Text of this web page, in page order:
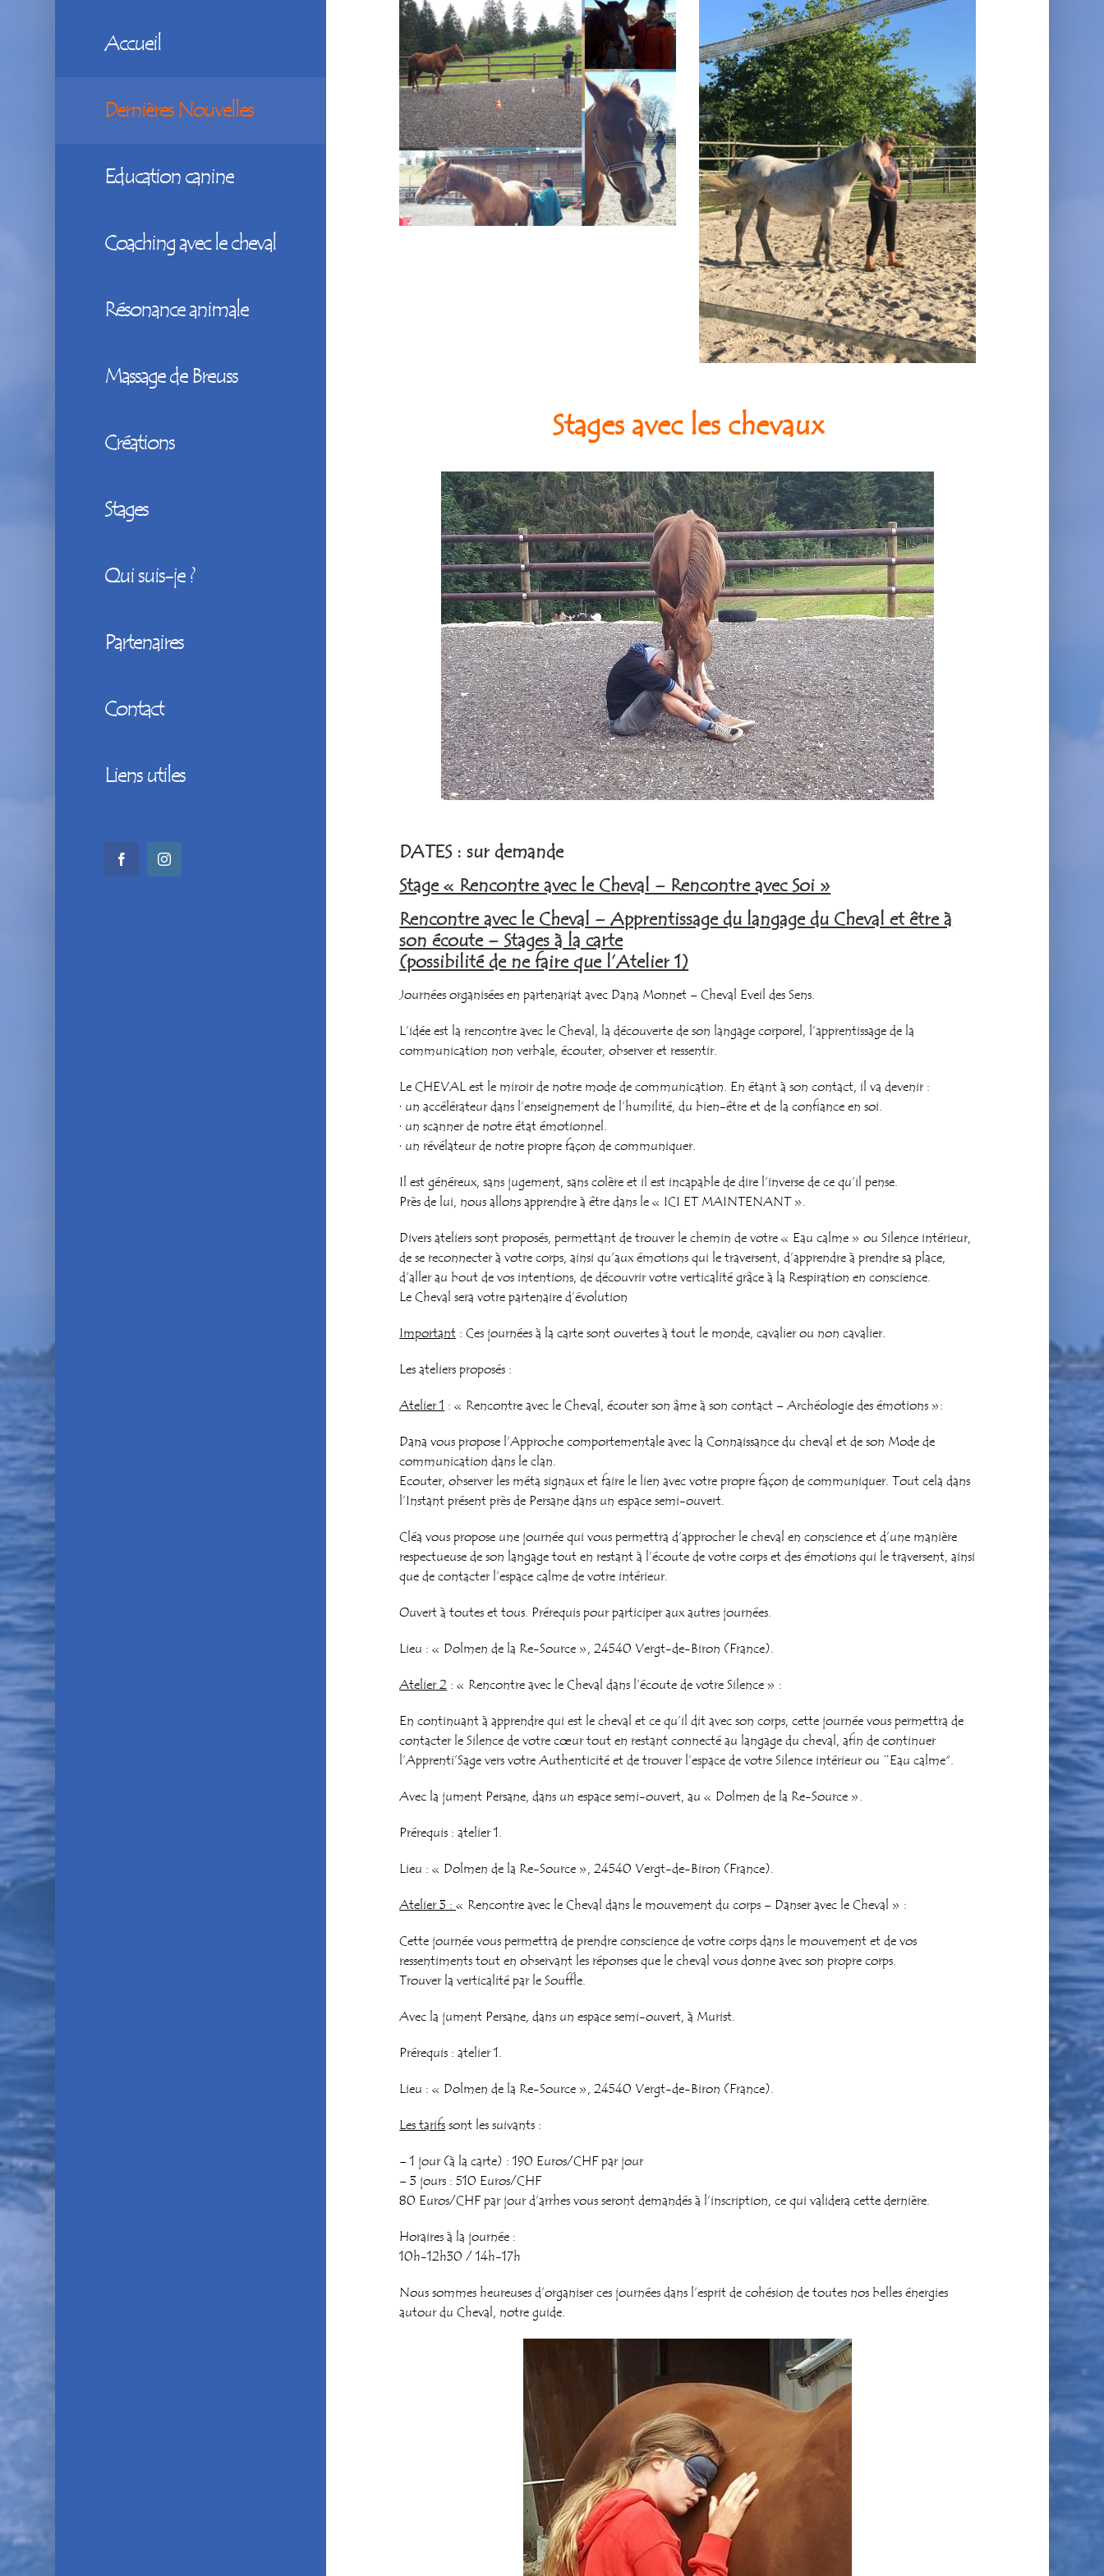
Accueil
Dernières Nouvelles
Education canine
Coaching avec le cheval
Résonance animale
Massage de Breuss
Créations
Stages
Qui suis-je ?
Partenaires
Contact
Liens utiles
FacebookInstagram
Stages avec les chevaux
DATES : sur demande
Stage « Rencontre avec le Cheval – Rencontre avec Soi »
Rencontre avec le Cheval – Apprentissage du langage du Cheval et être à
son écoute – Stages à la carte
(possibilité de ne faire que l’Atelier 1)
Journées organisées en partenariat avec Dana Monnet – Cheval Eveil des Sens.
L’idée est la rencontre avec le Cheval, la découverte de son langage corporel, l’apprentissage de la
communication non verbale, écouter, observer et ressentir.
Le CHEVAL est le miroir de notre mode de communication. En étant à son contact, il va devenir :
· un accélérateur dans l’enseignement de l’humilité, du bien-être et de la confiance en soi.
· un scanner de notre état émotionnel.
· un révélateur de notre propre façon de communiquer.
Il est généreux, sans jugement, sans colère et il est incapable de dire l’inverse de ce qu’il pense.
Près de lui, nous allons apprendre à être dans le « ICI ET MAINTENANT ».
Divers ateliers sont proposés, permettant de trouver le chemin de votre « Eau calme » ou Silence intérieur,
de se reconnecter à votre corps, ainsi qu’aux émotions qui le traversent, d’apprendre à prendre sa place,
d’aller au bout de vos intentions, de découvrir votre verticalité grâce à la Respiration en conscience.
Le Cheval sera votre partenaire d’évolution
Important : Ces journées à la carte sont ouvertes à tout le monde, cavalier ou non cavalier.
Les ateliers proposés :
Atelier 1 : « Rencontre avec le Cheval, écouter son âme à son contact – Archéologie des émotions »:
Dana vous propose l’Approche comportementale avec la Connaissance du cheval et de son Mode de
communication dans le clan.
Ecouter, observer les méta signaux et faire le lien avec votre propre façon de communiquer.Tout cela dans
l’Instant présent près de Persane dans un espace semi-ouvert.
Cléa vous propose une journée qui vous permettra d’approcher le cheval en conscience et d’une manière
respectueuse de son langage tout en restant à l’écoute de votre corps et des émotions qui le traversent, ainsi
que de contacter l’espace calme de votre intérieur.
Ouvert à toutes et tous. Prérequis pour participer aux autres journées.
Lieu : « Dolmen de la Re-Source »,24540 Vergt-de-Biron (France).
Atelier 2 : « Rencontre avec le Cheval dans l’écoute de votre Silence » :
En continuant à apprendre qui est le cheval et ce qu’il dit avec son corps, cette journée vous permettra de
contacter le Silence de votre cœur tout en restant connecté au langage du cheval, afin de continuer
l’Apprenti’Sage vers votre Authenticité et de trouver l’espace de votre Silence intérieur ou ˝Eau calme“.
Avec la jument Persane, dans un espace semi-ouvert, au « Dolmen de la Re-Source ».
Prérequis : atelier 1.
Lieu : « Dolmen de la Re-Source », 24540 Vergt-de-Biron (France).
Atelier 3 :« Rencontre avec le Cheval dans le mouvement du corps – Danser avec le Cheval » :
Cette journée vous permettra de prendre conscience de votre corps dans le mouvement et de vos
ressentiments tout en observant les réponses que le cheval vous donne avec son propre corps.
Trouver la verticalité par le Souffle.
Avec la jument Persane, dans un espace semi-ouvert, à Murist.
Prérequis : atelier 1.
Lieu :« Dolmen de la Re-Source »,24540 Vergt-de-Biron (France).
Les tarifs sont les suivants :
– 1 jour (à la carte) : 190 Euros/CHF par jour
– 3 jours : 510 Euros/CHF
80 Euros/CHF par jour d’arrhes vous seront demandés à l’inscription, ce qui validera cette dernière.
Horaires à la journée :
10h-12h30 / 14h-17h
Nous sommes heureuses d’organiser ces journées dans l’esprit de cohésion de toutes nos belles énergies
autour du Cheval, notre guide.